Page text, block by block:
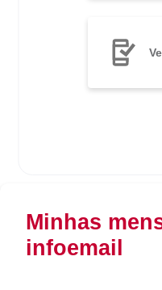
Minhas
infoemail